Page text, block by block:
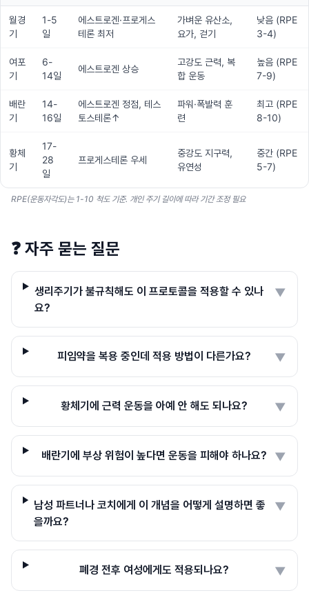
월경
기
1-5
일
에스트로겐·프로게스
테론 최저
가벼운 유산소,
요가, 걷기
낮음 (RPE
3-4)
여포
기
6-
14일
에스트로겐 상승
고강도 근력, 복
합 운동
높음 (RPE
7-9)
배란
기
14-
16일
에스트로겐 정점, 테스
토스테론↑
파워·폭발력 훈
련
최고 (RPE
8-10)
황체
기
17-
28
일
프로게스테론 우세
중강도 지구력,
유연성
중간 (RPE
5-7)
RPE(운동자각도)는 1-10 척도 기준. 개인 주기 길이에 따라 기간 조정 필요
❓ 자주 묻는 질문
생리주기가 불규칙해도 이 프로토콜을 적용할 수 있나
요?
▼
피임약을 복용 중인데 적용 방법이 다른가요? ▼
황체기에 근력 운동을 아예 안 해도 되나요? ▼
배란기에 부상 위험이 높다면 운동을 피해야 하나요? ▼
남성 파트너나 코치에게 이 개념을 어떻게 설명하면 좋
을까요?
▼
폐경 전후 여성에게도 적용되나요? ▼